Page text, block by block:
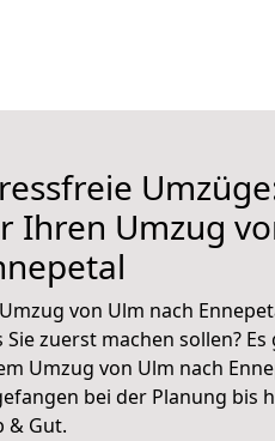
Ihren Umzug
von Ulm nach
Sie zuerst machen sollen?
Umzug von Ulm nach
bei der Planung bis
& Gut.